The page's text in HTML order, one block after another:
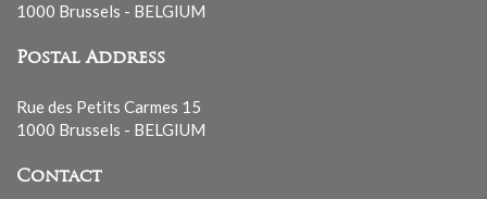
1000 Brussels - BELGIUM
Postal Address
Rue des Petits Carmes 15
1000 Brussels - BELGIUM
Contact